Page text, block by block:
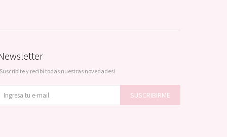
y recibí todas nuestras novedades!
SUSCRIBIRME